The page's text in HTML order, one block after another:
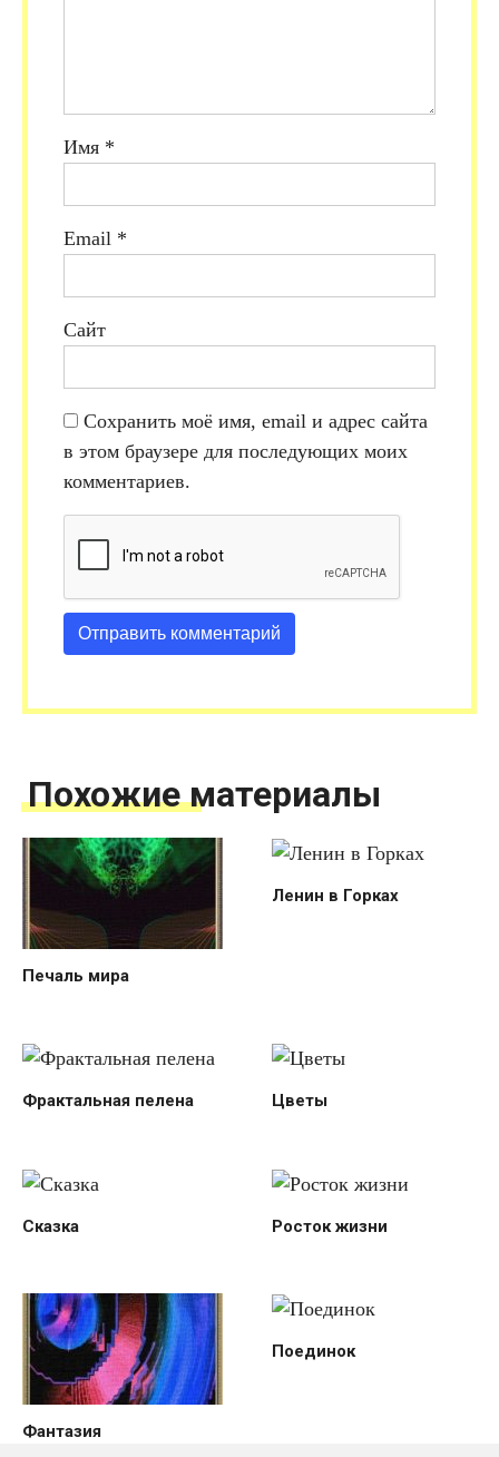
Имя *
Email *
Сайт
Сохранить моё имя, email и адрес сайта
в этом браузере для последующих моих
комментариев.
Похожие материалы
Печаль мира
Ленин в Горках
Фрактальная пелена Цветы
Сказка Росток жизни
Фантазия
Поединок